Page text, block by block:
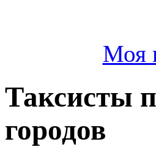
Моя
Таксисты
городов